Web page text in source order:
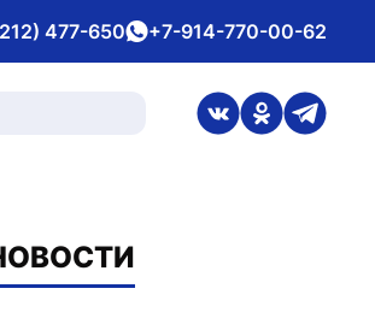
477-650whatsApp
+7-914-770-00-62
ссылка на
ссылка на